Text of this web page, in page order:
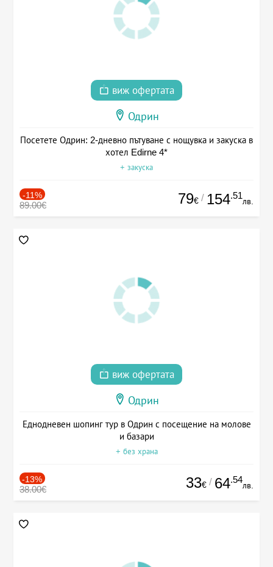
виж офертата
Одрин
Посетете Одрин: 2-дневно пътуване с нощувка и закуска в
хотел Edirne 4*
+ закуска
-11%
89.00€ 79€ / 154.51
лв.
виж офертата
Одрин
Еднодневен шопинг тур в Одрин с посещение на молове
и базари
+ без храна
-13%
38.00€ 33€ / 64.54
лв.